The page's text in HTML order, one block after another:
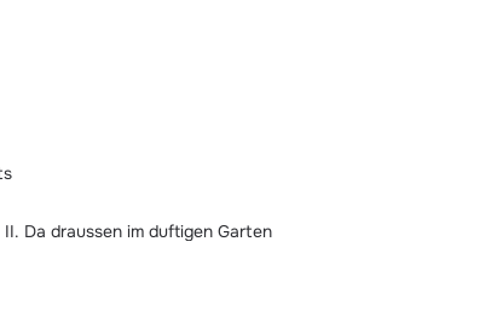
II. Da draussen im duftigen Garten